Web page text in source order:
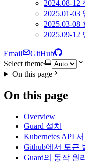
2024.08-12
2025.01-03
2025.03-
2025.09-12
Email
GitHub
Select theme
On this page
On this page
Overview
Guard 설치
Kubernetes API
Github에서 토근
Guard의 동작 원리